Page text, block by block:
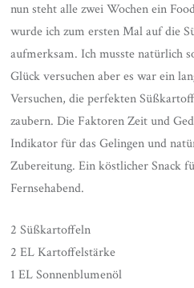
nun steht alle zwei Wochen ein
wurde ich zum ersten Mal auf die
aufmerksam. Ich musste natürlich
Glück versuchen aber es war ein
Versuchen, die perfekten
zaubern. Die Faktoren Zeit und
Indikator für das Gelingen und
Zubereitung. Ein köstlicher Snack
Fernsehabend.
2 Süßkartoffeln
2 EL Kartoffelstärke
1 EL Sonnenblumenöl